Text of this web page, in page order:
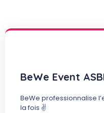
BeWe Event
BeWe professionnalise
la fois ✌️